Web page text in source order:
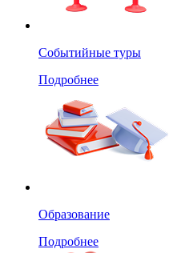
Событийные туры
Подробнее
Образование
Подробнее